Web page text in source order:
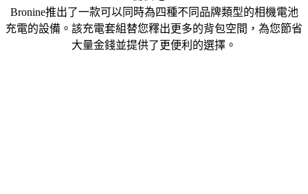
Bronine推出了一款可以同時為四種不同品牌類型的相機電池
充電的設備。該充電套組替您釋出更多的背包空間，為您節省
大量金錢並提供了更便利的選擇。